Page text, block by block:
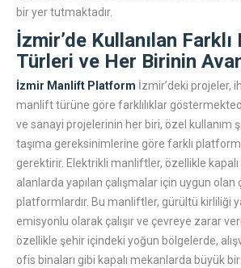
bir yer tutmaktadır.
İzmir’de Kullanılan
Türleri ve Her Birinin
İzmir Manlift Platform İzmir’deki projeler,
manlift türüne göre farklılıklar
ve sanayi projelerinin her biri, özel kullanım
taşıma gereksinimlerine göre farklı platform
gerektirir. Elektrikli manliftler, özellikle
alanlarda yapılan çalışmalar için uygun olan
platformlardır. Bu manliftler, gürültü kirliliği
emisyonlu olarak çalışır ve çevreye zarar
özellikle şehir içindeki yoğun bölgelerde,
ofis binaları gibi kapalı mekanlarda büyük